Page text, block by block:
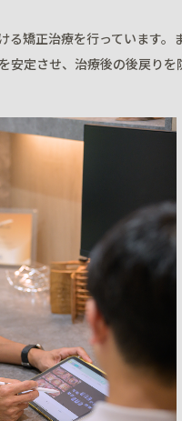
矯正治療を行っています
定させ、治療後の後戻りを